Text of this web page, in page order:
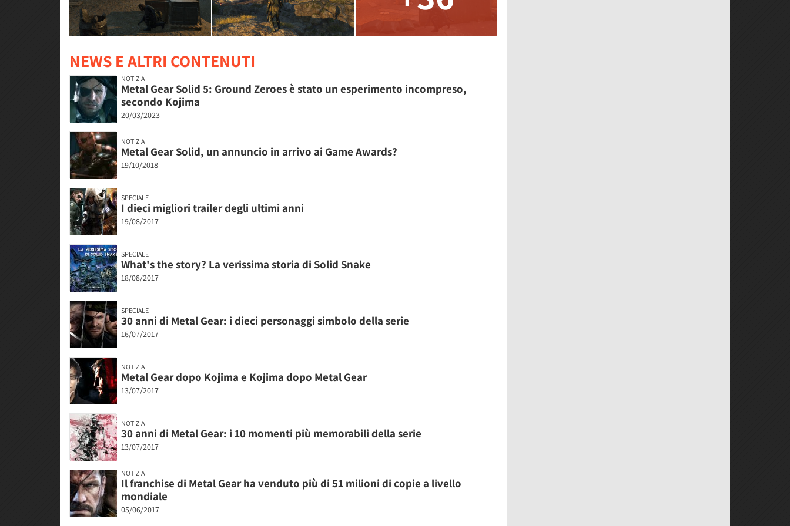
NEWS E ALTRI CONTENUTI
NOTIZIA
Metal Gear Solid 5: Ground Zeroes è stato un esperimento incompreso,
secondo Kojima
20/03/2023
NOTIZIA
Metal Gear Solid, un annuncio in arrivo ai Game Awards?
19/10/2018
SPECIALE
I dieci migliori trailer degli ultimi anni
19/08/2017
SPECIALE
What's the story? La verissima storia di Solid Snake
18/08/2017
SPECIALE
30 anni di Metal Gear: i dieci personaggi simbolo della serie
16/07/2017
NOTIZIA
Metal Gear dopo Kojima e Kojima dopo Metal Gear
13/07/2017
NOTIZIA
30 anni di Metal Gear: i 10 momenti più memorabili della serie
13/07/2017
NOTIZIA
Il franchise di Metal Gear ha venduto più di 51 milioni di copie a livello
mondiale
05/06/2017